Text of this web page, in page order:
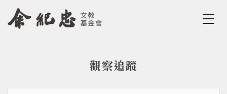
Jump to Navigation
Jump to Main content
觀察追蹤